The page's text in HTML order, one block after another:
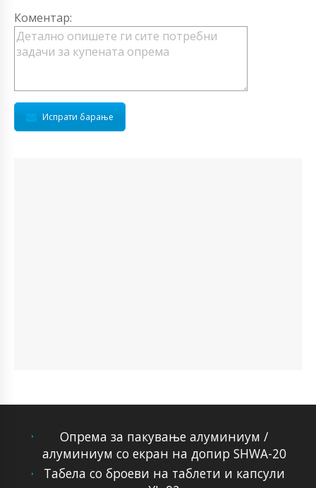
Коментар:
Испрати барање
Опрема за пакување алуминиум /
алуминиум со екран на допир SHWA-20
Табела со броеви на таблети и капсули